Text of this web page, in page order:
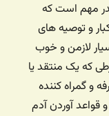
مهم است که
و توصیه های
لازمن و خوب
که یک منتقد یا
و گمراه کننده
قواعد آوردن آدم